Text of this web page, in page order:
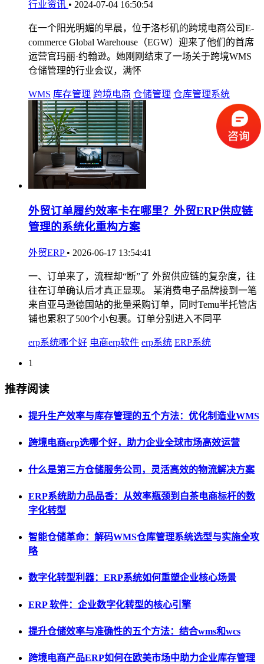
行业资讯 • 2024-07-04 16:50:54
在一个阳光明媚的早晨，位于洛杉矶的跨境电商公司E-
commerce Global Warehouse（EGW）迎来了他们的首席
运营官玛丽·约翰逊。她刚刚结束了一场关于跨境WMS
仓储管理的行业会议，满怀
WMS 库存管理 跨境电商 仓储管理 仓库管理系统
外贸订单履约效率卡在哪里？外贸ERP供应链
管理的系统化重构方案
外贸ERP • 2026-06-17 13:54:41
一、订单来了，流程却“断”了 外贸供应链的复杂度，往
往在订单确认后才真正显现。 某消费电子品牌接到一笔
来自亚马逊德国站的批量采购订单，同时Temu半托管店
铺也累积了500个小包裹。订单分别进入不同平
erp系统哪个好 电商erp软件 erp系统 ERP系统
1
推荐阅读
提升生产效率与库存管理的五个方法：优化制造业WMS
跨境电商erp选哪个好，助力企业全球市场高效运营
什么是第三方仓储服务公司，灵活高效的物流解决方案
ERP系统助力品品香：从效率瓶颈到白茶电商标杆的数
字化转型
智能仓储革命：解码WMS仓库管理系统选型与实施全攻
略
数字化转型利器：ERP系统如何重塑企业核心场景
ERP 软件：企业数字化转型的核心引擎
提升仓储效率与准确性的五个方法：结合wms和wcs
跨境电商产品ERP如何在欧美市场中助力企业库存管理